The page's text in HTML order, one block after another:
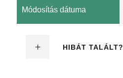
Módosítás dátuma
HIBÁT TALÁLT?